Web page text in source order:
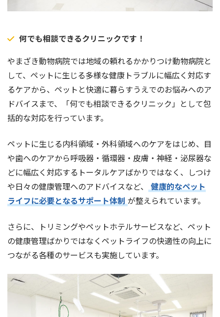
何でも相談できるクリニックです！
やまざき動物病院では地域の頼れるかかりつけ動物病院と
して、ペットに生じる多様な健康トラブルに幅広く対応す
るケアから、ペットと快適に暮らすうえでのお悩みへのア
ドバイスまで、「何でも相談できるクリニック」として包
括的な対応を行っています。
ペットに生じる内科領域・外科領域へのケアをはじめ、目
や歯へのケアから呼吸器・循環器・皮膚・神経・泌尿器な
どに幅広く対応するトータルケアばかりではなく、しつけ
や日々の健康管理へのアドバイスなど、
健康的なペット
ライフに必要となるサポート体制 が整えられています。
さらに、トリミングやペットホテルサービスなど、ペット
の健康管理ばかりではなくペットライフの快適性の向上に
つながる各種のサービスも実施しています。